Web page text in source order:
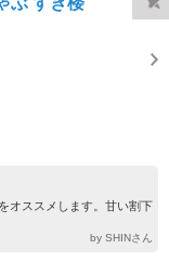
オススメします。甘い割下
by SHINさん